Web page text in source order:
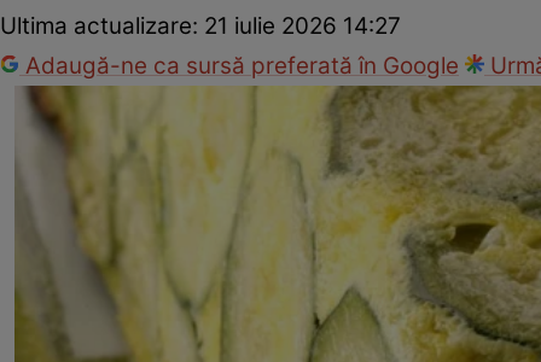
Ultima actualizare: 21 iulie 2026 14:27
Adaugă-ne ca sursă preferată în Google